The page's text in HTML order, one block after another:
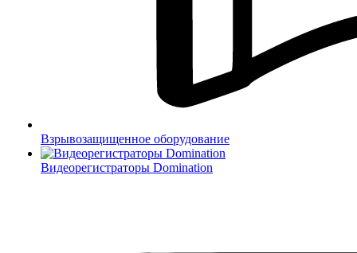
Взрывозащищенное оборудование
Видеорегистраторы Domination